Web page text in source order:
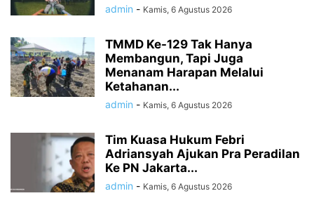
admin - Kamis, 6 Agustus 2026
TMMD Ke-129 Tak Hanya
Membangun, Tapi Juga
Menanam Harapan Melalui
Ketahanan...
admin - Kamis, 6 Agustus 2026
Tim Kuasa Hukum Febri
Adriansyah Ajukan Pra Peradilan
Ke PN Jakarta...
admin - Kamis, 6 Agustus 2026